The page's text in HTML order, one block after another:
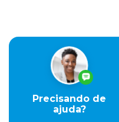
Precisando de
ajuda?